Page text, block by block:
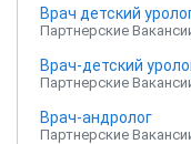
Врач детский
Партнерские
Врач-детский
Партнерские
Врач-андролог
Партнерские